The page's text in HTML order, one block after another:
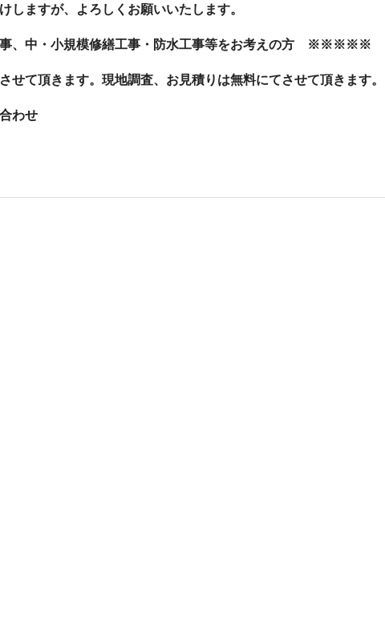
しますが、よろしくお願いいたします。
中・小規模修繕工事・防水工事等をお考えの方 ※※※※※
せて頂きます。現地調査、お見積りは無料にてさせて頂きます。
わせ